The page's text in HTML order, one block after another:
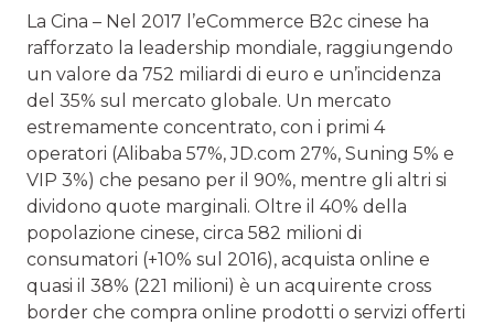
La Cina – Nel 2017 l’eCommerce B2c cinese ha
rafforzato la leadership mondiale, raggiungendo
un valore da 752 miliardi di euro e un’incidenza
del 35% sul mercato globale. Un mercato
estremamente concentrato, con i primi 4
operatori (Alibaba 57%, JD.com 27%, Suning 5% e
VIP 3%) che pesano per il 90%, mentre gli altri si
dividono quote marginali. Oltre il 40% della
popolazione cinese, circa 582 milioni di
consumatori (+10% sul 2016), acquista online e
quasi il 38% (221 milioni) è un acquirente cross
border che compra online prodotti o servizi offerti